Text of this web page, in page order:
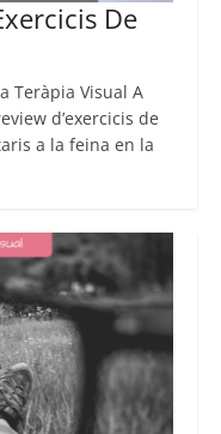
De
Teràpia Visual A
d’exercicis de
a la feina en la